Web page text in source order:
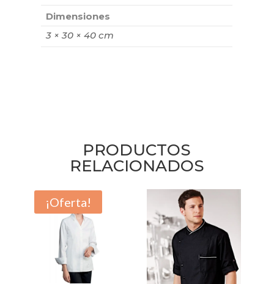
Dimensiones
3 × 30 × 40 cm
PRODUCTOS
RELACIONADOS
¡Oferta!